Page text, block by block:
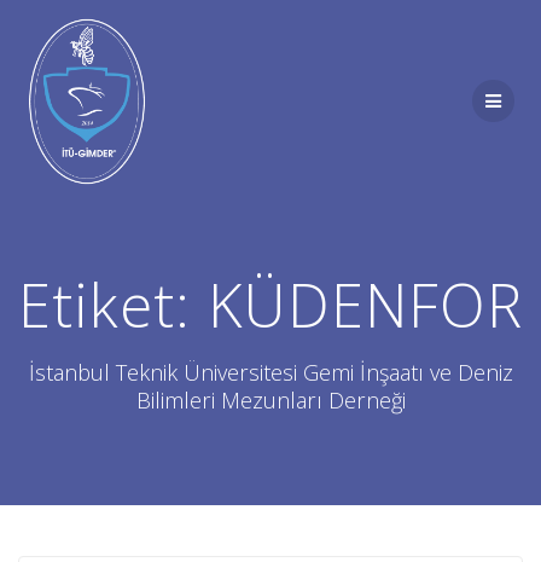
Etiket: KÜDENFOR
İstanbul Teknik Üniversitesi Gemi İnşaatı ve Deniz
Bilimleri Mezunları Derneği